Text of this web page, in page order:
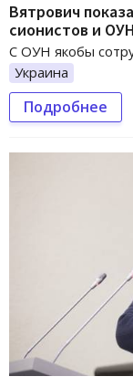
Вятрович
сионистов и ОУН
С ОУН якобы
Украина
Подробнее